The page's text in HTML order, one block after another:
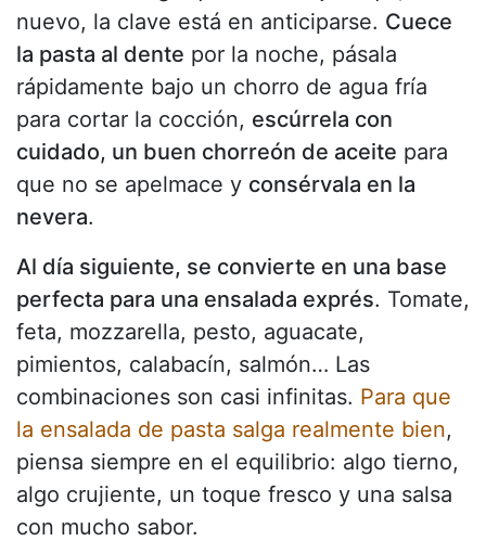
nuevo, la clave está en anticiparse. Cuece
la pasta al dente por la noche, pásala
rápidamente bajo un chorro de agua fría
para cortar la cocción, escúrrela con
cuidado, un buen chorreón de aceite para
que no se apelmace y consérvala en la
nevera.
Al día siguiente, se convierte en una base
perfecta para una ensalada exprés. Tomate,
feta, mozzarella, pesto, aguacate,
pimientos, calabacín, salmón… Las
combinaciones son casi infinitas. Para que
la ensalada de pasta salga realmente bien,
piensa siempre en el equilibrio: algo tierno,
algo crujiente, un toque fresco y una salsa
con mucho sabor.